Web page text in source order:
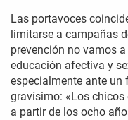
Las portavoces
limitarse a campañas
prevención no vamos
educación afectiva y
especialmente ante un
gravísimo: «Los
a partir de los ocho